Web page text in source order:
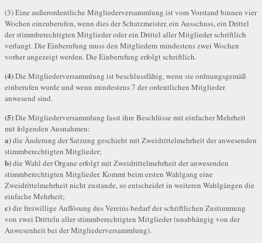
(3) Eine außerordentliche Mitgliederversammlung ist vom Vorstand binnen vier
Wochen einzuberufen, wenn dies der Schatzmeister, ein Ausschuss, ein Drittel
der stimmberechtigten Mitglieder oder ein Drittel aller Mitglieder schriftlich
verlangt. Die Einberufung muss den Mitgliedern mindestens zwei Wochen
vorher angezeigt werden. Die Einberufung erfolgt schriftlich.
(4)Die Mitgliederversammlung ist beschlussfähig, wenn sie ordnungsgemäß
einberufen wurde und wenn mindestens 7 der ordentlichen Mitglieder
anwesend sind.
(5)Die Mitgliederversammlung fasst ihre Beschlüsse mit einfacher Mehrheit
mit folgenden Ausnahmen:
a)die Änderung der Satzung geschieht mit Zweidrittelmehrheit der anwesenden
stimmberechtigten Mitglieder;
b)die Wahl der Organe erfolgt mit Zweidrittelmehrheit der anwesenden
stimmberechtigten Mitglieder. Kommt beim ersten Wahlgang eine
Zweidrittelmehrheit nicht zustande, so entscheidet in weiteren Wahlgängen die
einfache Mehrheit;
c)die freiwillige Auflösung des Vereins bedarf der schriftlichen Zustimmung
von zwei Dritteln aller stimmberechtigten Mitglieder (unabhängig von der
Anwesenheit bei der Mitgliederversammlung).